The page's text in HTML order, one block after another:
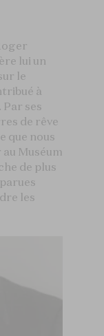
lui un
le
à
ses
de rêve
que nous
Muséum
de plus
les